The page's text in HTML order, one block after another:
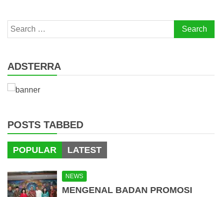
Search
for:
ADSTERRA
POSTS TABBED
POPULAR LATEST
NEWS
MENGENAL BADAN PROMOSI